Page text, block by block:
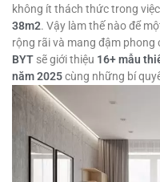
không ít thách thức trong
38m2. Vậy làm thế nào để
rộng rãi và mang đậm phong
BYT sẽ giới thiệu 16+ mẫu
năm 2025cùng những bí